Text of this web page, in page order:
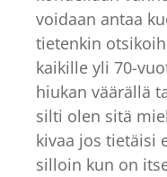
voidaan antaa
tietenkin
kaikille yli 70-
hiukan väärällä
silti olen sitä
kivaa jos tietäisi
silloin kun on